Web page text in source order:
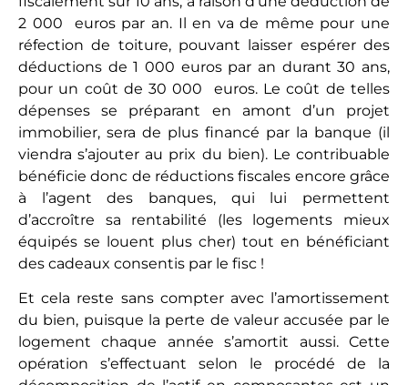
Elyne Immo est votre partenaire de confiance
pour accéder aux meilleures opportunités de
logements neufs en France.
Elyne Immo simplifie chaque étape de votre
parcours en vous orientant vers les meilleures
offres, avec une transparence et une sécurité
optimales.